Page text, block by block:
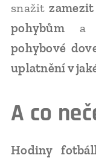
snažit
pohybůma
pohybové
uplatnění v
A co
Hodiny